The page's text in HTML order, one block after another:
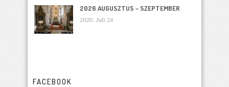
2026 AUGUSZTUS – SZEPTEMBER
2026. Juli 24
FACEBOOK